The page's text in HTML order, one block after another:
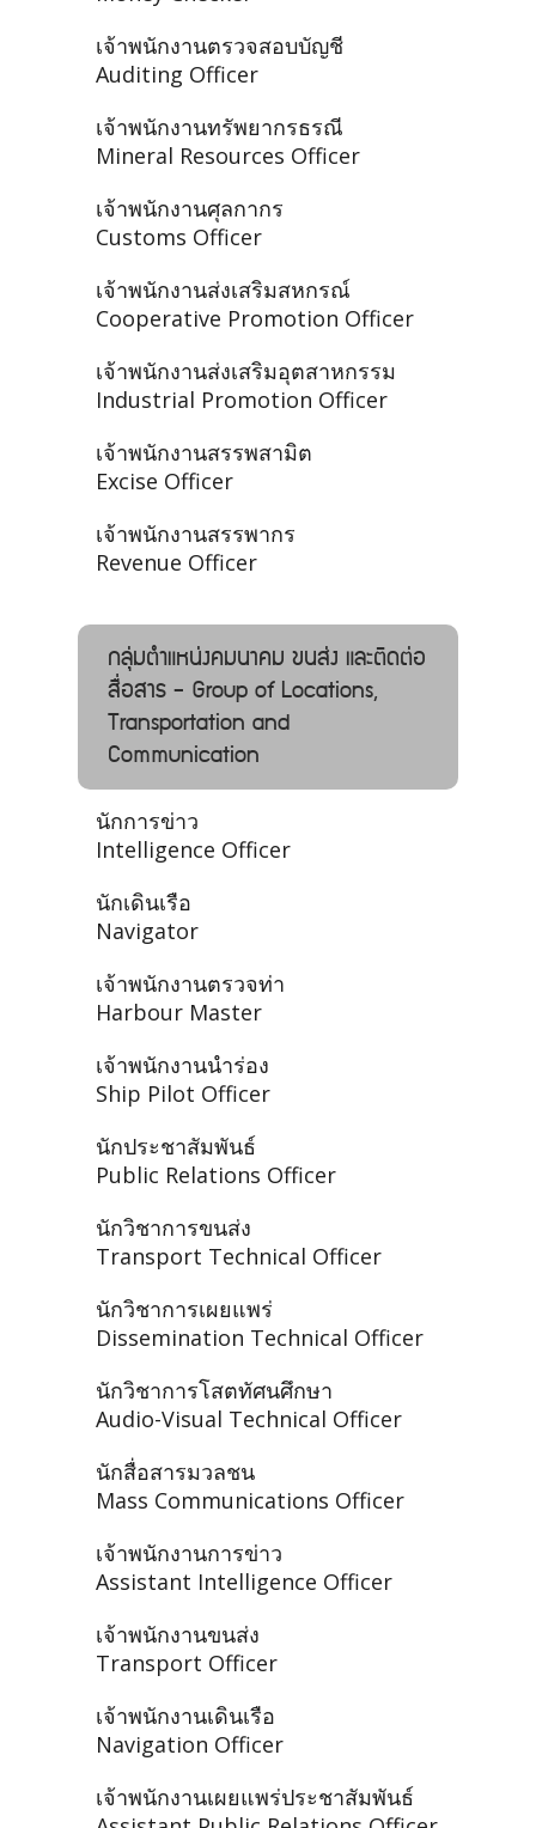
เจ้าพนักงานตรวจสอบบัญชี
Auditing Officer
เจ้าพนักงานทรัพยากรธรณี
Mineral Resources Officer
เจ้าพนักงานศุลกากร
Customs Officer
เจ้าพนักงานส่งเสริมสหกรณ์
Cooperative Promotion Officer
เจ้าพนักงานส่งเสริมอุตสาหกรรม
Industrial Promotion Officer
เจ้าพนักงานสรรพสามิต
Excise Officer
เจ้าพนักงานสรรพากร
Revenue Officer
กลุ่มตำแหน่งคมนาคม ขนส่ง และติดต่อ
สื่อสาร - Group of Locations,
Transportation and
Communication
นักการข่าว
Intelligence Officer
นักเดินเรือ
Navigator
เจ้าพนักงานตรวจท่า
Harbour Master
เจ้าพนักงานนำร่อง
Ship Pilot Officer
นักประชาสัมพันธ์
Public Relations Officer
นักวิชาการขนส่ง
Transport Technical Officer
นักวิชาการเผยแพร่
Dissemination Technical Officer
นักวิชาการโสตทัศนศึกษา
Audio-Visual Technical Officer
นักสื่อสารมวลชน
Mass Communications Officer
เจ้าพนักงานการข่าว
Assistant Intelligence Officer
เจ้าพนักงานขนส่ง
Transport Officer
เจ้าพนักงานเดินเรือ
Navigation Officer
เจ้าพนักงานเผยแพร่ประชาสัมพันธ์